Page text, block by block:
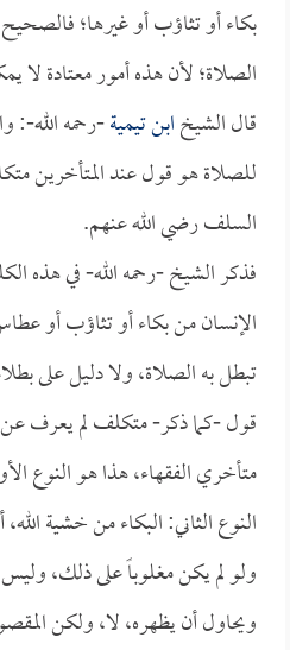
بكاء أو تثاؤب أو غيرها؛
الصلاة؛ لأن هذه أمور معتادة لا
قال الشيخابن تيمية-رحمه الله-:
للصلاة هو قول عند المتأخرين
السلف رضي الله عنهم.
فذكر الشيخ -رحمه الله- في هذه
الإنسان من بكاء أو تثاؤب أو
تبطل به الصلاة، ولا دليل على
قول -كما ذكر- متكلف لم يعرف
متأخري الفقهاء، هذا هو النوع
النوع الثاني: البكاء من خشية
ولو لم يكن مغلوباً على ذلك،
ويحاول أن يظهره، لا، ولكن